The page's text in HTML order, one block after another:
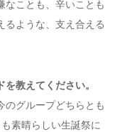
なことも、辛いことも
るような、支え合える
教えてください。
のグループどちらとも
素晴らしい生誕祭に